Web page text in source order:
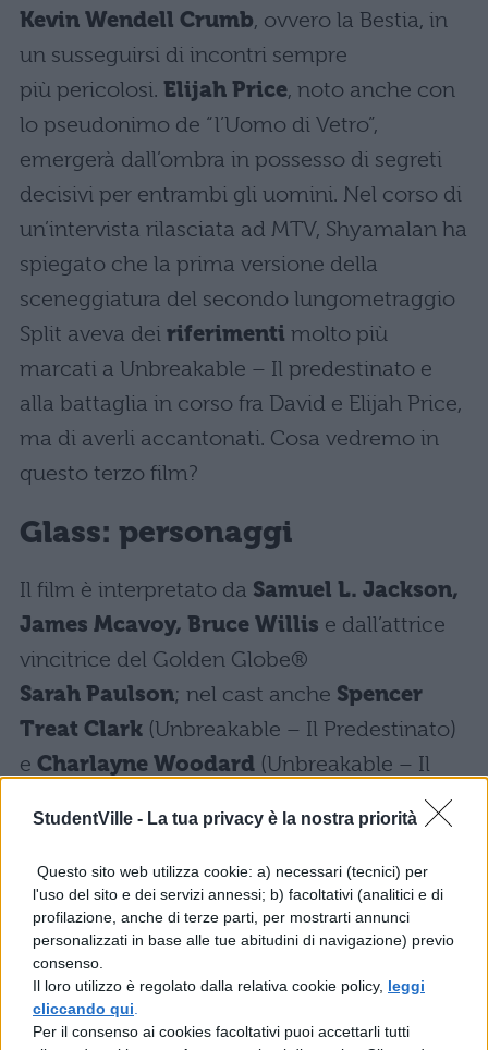
StudentVille - La tua privacy è la nostra priorità
Questo sito web utilizza cookie: a) necessari (tecnici) per
l'uso del sito e dei servizi annessi; b) facoltativi (analitici e di
profilazione, anche di terze parti, per mostrarti annunci
personalizzati in base alle tue abitudini di navigazione) previo
consenso.
Il loro utilizzo è regolato dalla relativa cookie policy, leggi
cliccando qui
Per il consenso ai cookies facoltativi puoi accettarli tutti
Kevin Wendell Crumb, ovvero la Bestia, in
un susseguirsi di incontri sempre
più pericolosi. Elijah Price, noto anche con
lo pseudonimo de “l’Uomo di Vetro”,
emergerà dall’ombra in possesso di segreti
decisivi per entrambi gli uomini. Nel corso di
un’intervista rilasciata ad MTV, Shyamalan ha
spiegato che la prima versione della
sceneggiatura del secondo lungometraggio
Split aveva dei riferimenti molto più
marcati a Unbreakable – Il predestinato e
alla battaglia in corso fra David e Elijah Price,
ma di averli accantonati. Cosa vedremo in
questo terzo film?
Glass: personaggi
Il film è interpretato da Samuel L. Jackson,
James Mcavoy, Bruce Willis e dall’attrice
vincitrice del Golden Globe®
Sarah Paulson; nel cast anche Spencer
Treat Clark (Unbreakable – Il Predestinato)
e Charlayne Woodard (Unbreakable – Il
Predestinato), che interpretano di nuovo il
figlio di Dunn e la madre di Price.
James McAvoy: Kevin Wendell Crumb
Bruce Willis: David Dunn
Samuel L. Jackson: Elijah Price